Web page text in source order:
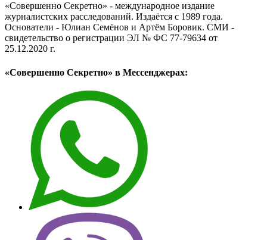
«Совершенно Секретно» - международное издание
журналистских расследований. Издаётся с 1989 года.
Основатели - Юлиан Семёнов и Артём Боровик. CМИ -
свидетельство о регистрации ЭЛ № ФС 77-79634 от
25.12.2020 г.
«Совершенно Секретно» в Мессенджерах: